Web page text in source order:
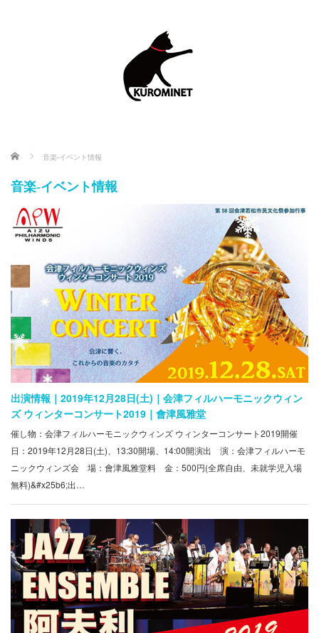
ホーム 音楽-イベント情報
音楽-イベント情報
出演情報｜2019年12月28日(土)｜会津フィルハーモニックウィン
ズ ウィンターコンサート2019｜會津風雅堂
催し物：会津フィルハーモニックウィンズ ウィンターコンサート2019開催
日：2019年12月28日(土)、13:30開場、14:00開演出 演：会津フィルハーモ
ニックウィンズ会 場：會津風雅堂料 金：500円(全席自由、未就学児入場
無料)&#x25b6;出…